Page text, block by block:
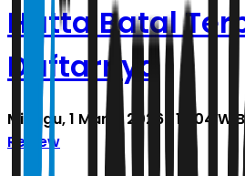
Hatta Batal
Daftarnya
Minggu, 1 Maret 2026 | 19.04 WIB
Review